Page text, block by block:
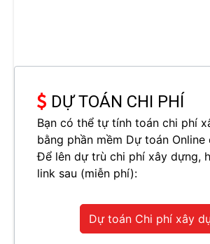
DỰ TOÁN CHI PHÍ
Bạn có thể tự tính toán chi phí
bằng phần mềm Dự toán Online
Để lên dự trù chi phí xây dựng,
link sau (miễn phí):
Dự toán Chi phí xây